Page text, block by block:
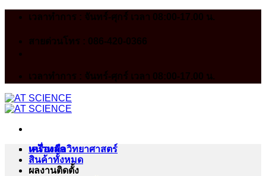
Skip
เวลาทำการ : จันทร์-ศุกร์ เวลา 08:00-17.00 น.
สายด่วนโทร : 086-420-0366
เวลาทำการ : จันทร์-ศุกร์ เวลา 08:00-17.00 น.
หน้าหลัก
สินค้าทั้งหมด
ผลงานติดตั้ง
เครื่องมือวิทยาศาสตร์